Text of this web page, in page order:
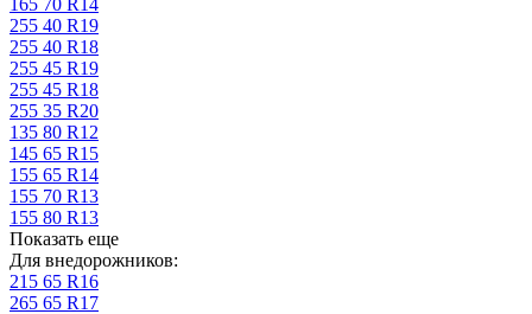
255 40 R19
255 40 R18
255 45 R19
255 45 R18
255 35 R20
135 80 R12
145 65 R15
155 65 R14
155 70 R13
155 80 R13
Показать еще
Для внедорожников:
215 65 R16
265 65 R17